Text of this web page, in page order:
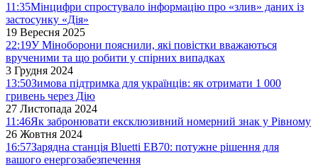
11:35Мінцифри спростувало інформацію про «злив» даних із
застосунку «Дія»
19 Вересня 2025
22:19У Міноборони пояснили, які повістки вважаються
врученими та що робити у спірних випадках
3 Грудня 2024
13:50Зимова підтримка для українців: як отримати 1 000
гривень через Дію
27 Листопада 2024
11:46Як забронювати ексклюзивний номерний знак у Рівному
26 Жовтня 2024
16:57Зарядна станція Bluetti EB70: потужне рішення для
вашого енергозабезпечення